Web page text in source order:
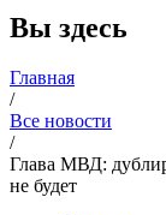
Вы здесь
Главная
/
Все новости
/
Глава МВД:
не будет